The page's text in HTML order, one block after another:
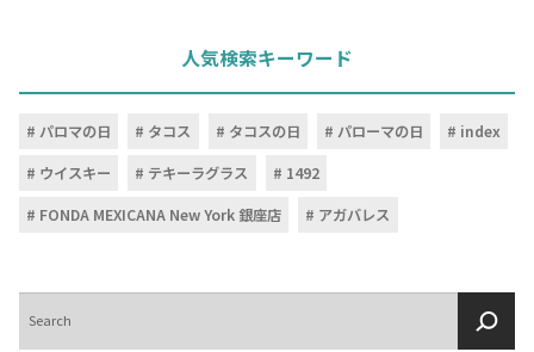
人気検索キーワード
パロマの日 タコス タコスの日 パローマの日
index
ウイスキー
テキーラグラス
1492
FONDA MEXICANA New York 銀座店
アガバレス
索